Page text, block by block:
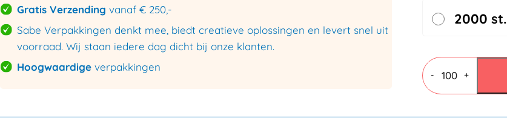
Gratis Verzending vanaf € 250,-
Sabe Verpakkingen denkt mee, biedt creatieve oplossingen en levert snel uit
voorraad. Wij staan iedere dag dicht bij onze klanten.
Hoogwaardige verpakkingen
2000 st.
-
Hoekbeschermers
bruin
45x45x150mm
mm
+